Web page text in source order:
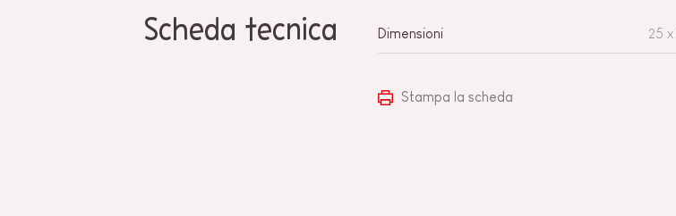
Scheda tecnica Dimensioni 25
Stampa la scheda